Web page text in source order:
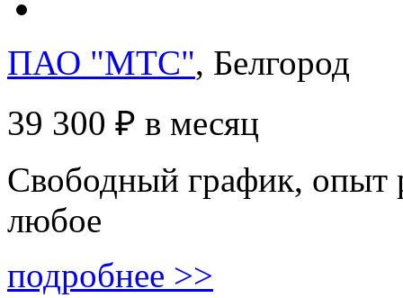
ПАО "МТС", Белгород
39 300 ₽ в месяц
Свободный график, опыт
любое
подробнее >>